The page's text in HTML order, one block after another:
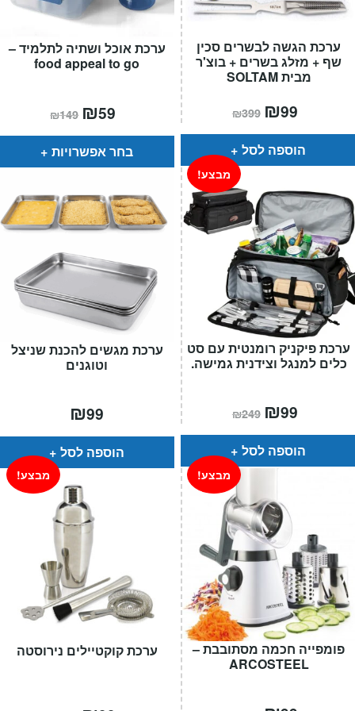
ערכת אוכל ושתיה לתלמיד –
food appeal to go
₪149 המחיר
המקורי
היה:
₪149.
₪59
הוא:
בחר אפשרויות
ערכת הגשה לבשרים סכין
שף + מזלג בשרים + בוצ'ר
מבית SOLTAM
₪399 המחיר
המקורי
היה:
₪399.
₪99
הוא:
הוספה לסל
ערכת מגשים להכנת שניצל
וטוגנים
₪99
הוספה לסל
ערכת פיקניק רומנטית עם סט
כלים למנגל וצידנית גמישה.
מבצע!
₪249 המחיר
המקורי
היה:
₪249.
₪99
הוא:
הוספה לסל
ערכת קוקטיילים נירוסטה
מבצע!
פומפייה חכמה מסתובבת –
ARCOSTEEL
מבצע!
המחיר